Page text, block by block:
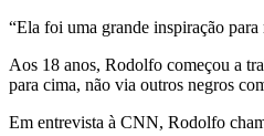
“Ela foi uma grande inspiração
Aos 18 anos, Rodolfo começou a
para cima, não via outros negros
Em entrevista à CNN, Rodolfo